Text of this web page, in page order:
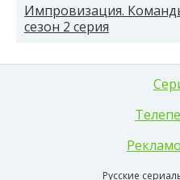
Импровизация.
сезон 2 серия
Русские